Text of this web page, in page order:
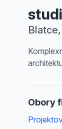
Blatce,
Obory